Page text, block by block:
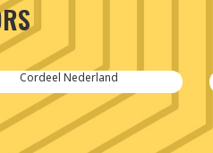
Cordeel Nederland